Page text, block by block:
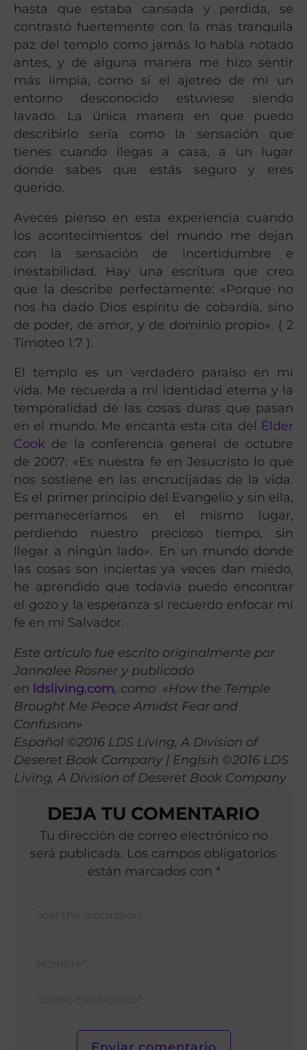
hasta que estaba cansada y perdida, se
contrastó fuertemente con la más tranquila
paz del templo como jamás lo había notado
antes, y de alguna manera me hizo sentir
más limpia, como si el ajetreo de mi un
entorno desconocido estuviese siendo
lavado. La única manera en que puedo
describirlo sería como la sensación que
tienes cuando llegas a casa, a un lugar
donde sabes que estás seguro y eres
querido.
Aveces pienso en esta experiencia cuando
los acontecimientos del mundo me dejan
con la sensación de incertidumbre e
inestabilidad. Hay una escritura que creo
que la describe perfectamente: «Porque no
nos ha dado Dios espíritu de cobardía, sino
de poder, de amor, y de dominio propio». ( 2
Timoteo 1:7 ).
El templo es un verdadero paraíso en mi
vida. Me recuerda a mi identidad eterna y la
temporalidad de las cosas duras que pasan
en el mundo. Me encanta esta cita del Élder
Cook de la conferencia general de octubre
de 2007: «Es nuestra fe en Jesucristo lo que
nos sostiene en las encrucijadas de la vida.
Es el primer principio del Evangelio y sin ella,
permaneceríamos en el mismo lugar,
perdiendo nuestro precioso tiempo, sin
llegar a ningún lado». En un mundo donde
las cosas son inciertas ya veces dan miedo,
he aprendido que todavía puedo encontrar
el gozo y la esperanza si recuerdo enfocar mi
fe en mi Salvador.
Este artículo fue escrito originalmente por
Jannalee Rosner y publicado
en ldsliving.com, como «How the Temple
Brought Me Peace Amidst Fear and
Confusion»
Español ©2016 LDS Living, A Division of
Deseret Book Company | Englsih ©2016 LDS
Living, A Division of Deseret Book Company
DEJA TU COMENTARIO
Tu dirección de correo electrónico no
será publicada. Los campos obligatorios
están marcados con *